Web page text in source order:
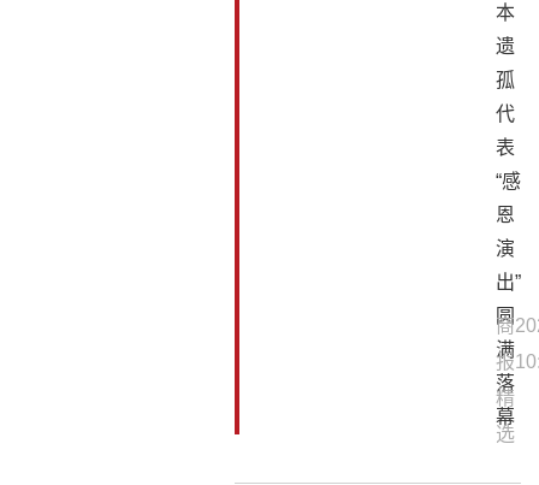
本
遗
孤
代
表
“感
恩
演
出”
圆
满
落
幕
商
报
精
选